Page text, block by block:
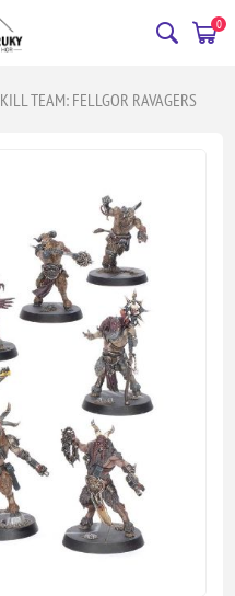
0
KILL TEAM: FELLGOR RAVAGERS